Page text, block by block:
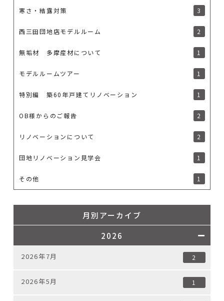
寒さ・結露対策 3
西三田団地店モデルルーム 2
無垢材 多摩産材について 1
モデルルームツアー 1
特別編 築60年戸建てリノベーション 1
OB様からのご報告 2
リノベーションについて 2
団地リノベーション見学会 1
その他 1
月別アーカイブ
2026
2026年7月 2
2026年5月 1